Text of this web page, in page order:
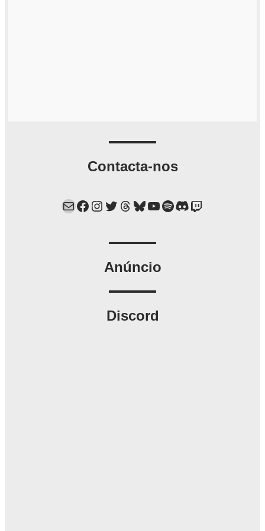
Contacta-nos
Mail Facebook Instagram Twitter Threads Bluesky YouTube Spotify Discord Twitch
Anúncio
Discord